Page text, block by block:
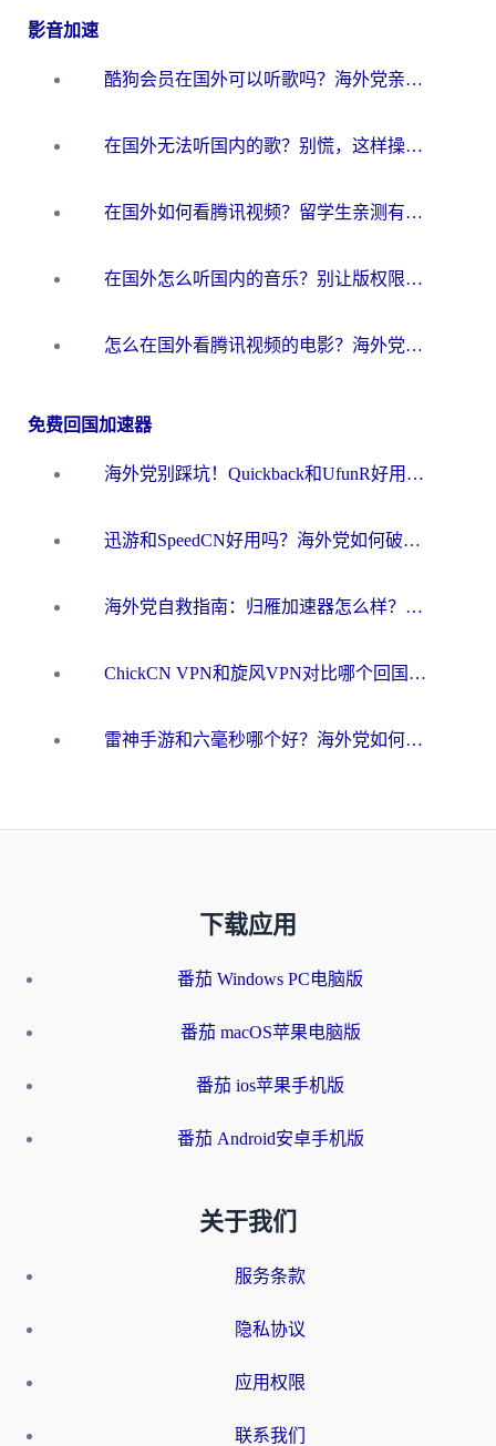
影音加速
酷狗会员在国外可以听歌吗？海外党亲测有效：3步解决音乐权限难题
在国外无法听国内的歌？别慌，这样操作就能畅听QQ音乐（附亲测加速器推荐）
在国外如何看腾讯视频？留学生亲测有效的回国加速方案
在国外怎么听国内的音乐？别让版权限制断了你的华语歌单
怎么在国外看腾讯视频的电影？海外党亲测有效的回国加速指南
免费回国加速器
海外党别踩坑！Quickback和UfunR好用吗？选对回国加速器才能无缝刷国内资源
迅游和SpeedCN好用吗？海外党如何破解那道看不见的墙
海外党自救指南：归雁加速器怎么样？教你避开坑实现国内资源无缝访问
ChickCN VPN和旋风VPN对比哪个回国效果更好？海外用户的选择困境与出路
雷神手游和六毫秒哪个好？海外党如何真正解锁国内资源
下载应用
番茄 Windows PC电脑版
番茄 macOS苹果电脑版
番茄 ios苹果手机版
番茄 Android安卓手机版
关于我们
服务条款
隐私协议
应用权限
联系我们